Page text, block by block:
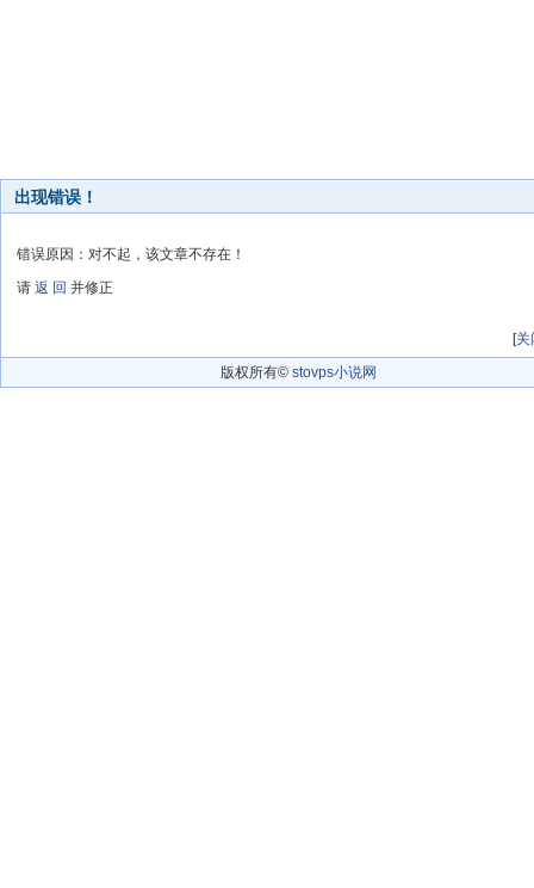
出现错误！
错误原因：对不起，该文章不存在！
请 返 回 并修正
[关
版权所有© stovps小说网